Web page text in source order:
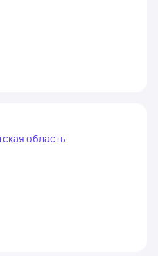
область